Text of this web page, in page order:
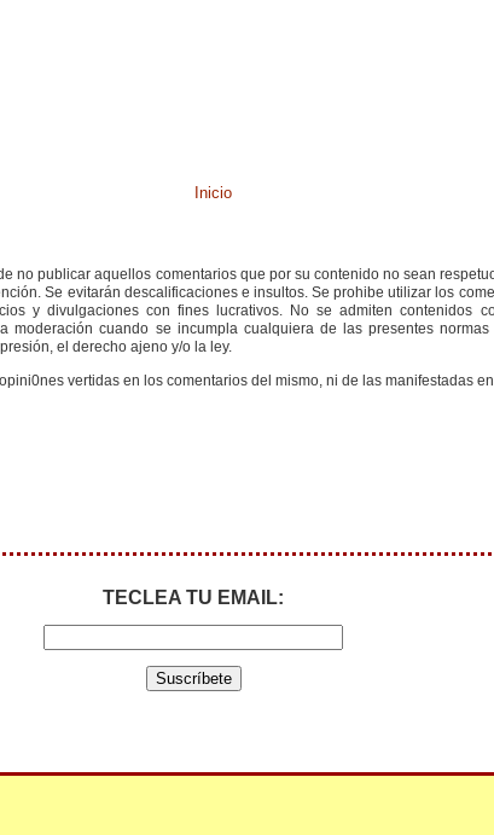
Inicio
no publicar aquellos comentarios que por su contenido no sean
Se evitarán descalificaciones e insultos. Se prohibe utilizar los
y divulgaciones con fines lucrativos. No se admiten contenidos
moderación cuando se incumpla cualquiera de las presentes
el derecho ajeno y/o la ley.
vertidas en los comentarios del mismo, ni de las manifestadas
TECLEA TU EMAIL: